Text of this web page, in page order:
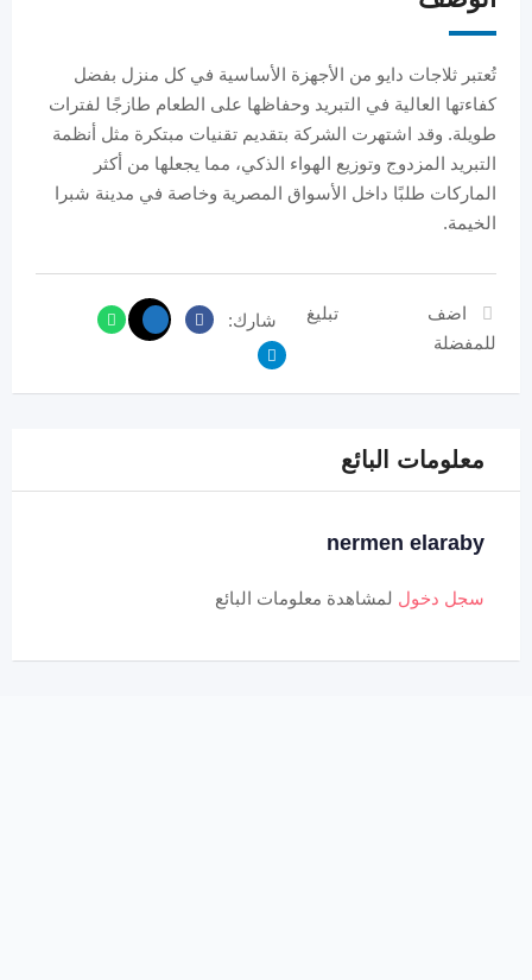
تُعتبر ثلاجات دايو من الأجهزة الأساسية في كل منزل بفضل
كفاءتها العالية في التبريد وحفاظها على الطعام طازجًا لفترات
طويلة. وقد اشتهرت الشركة بتقديم تقنيات مبتكرة مثل أنظمة
التبريد المزدوج وتوزيع الهواء الذكي، مما يجعلها من أكثر
الماركات طلبًا داخل الأسواق المصرية وخاصة في مدينة شبرا
الخيمة.
اضف
للمفضلة
تبليغ شارك:
معلومات البائع
nermen elaraby
سجل دخول لمشاهدة معلومات البائع